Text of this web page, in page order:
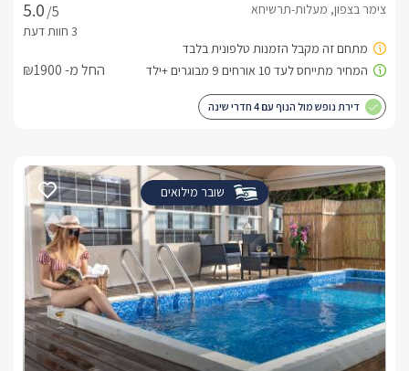
/5
צימר בצפון, מעלות-תרשיחא
החל מ- ₪1900
דירת נופש מול הנוף עם 4 חדרי שינה
שובר מילואים